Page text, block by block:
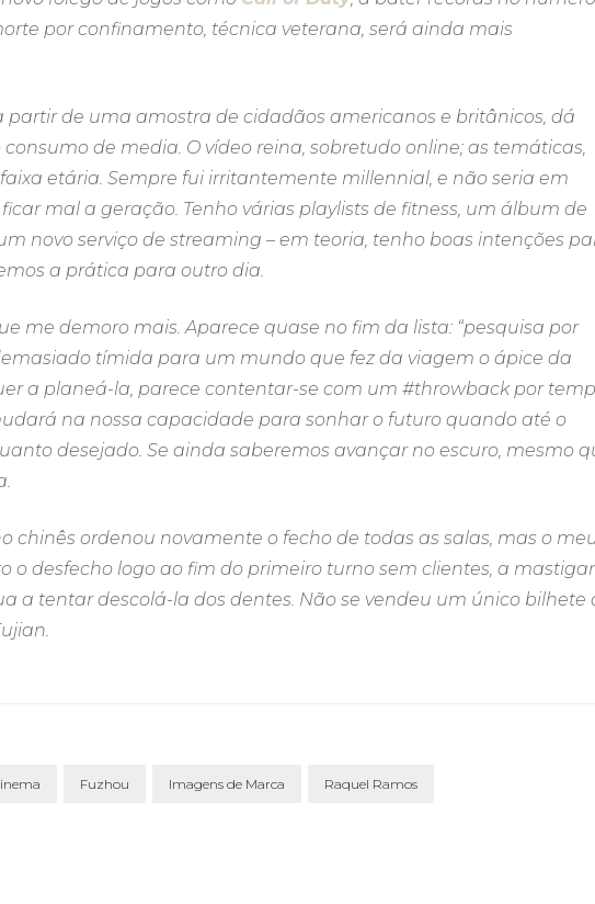
por confinamento, técnica veterana, será ainda mais
partir de uma amostra de cidadãos americanos e britânicos, dá
de media. O vídeo reina, sobretudo online; as temáticas,
etária. Sempre fui irritantemente millennial, e não seria em
mal a geração. Tenho várias playlists de fitness, um álbum de
novo serviço de streaming – em teoria, tenho boas intenções
a prática para outro dia.
me demoro mais. Aparece quase no fim da lista: “pesquisa por
tímida para um mundo que fez da viagem o ápice da
a planeá-la, parece contentar-se com um #throwback por
na nossa capacidade para sonhar o futuro quando até o
desejado. Se ainda saberemos avançar no escuro, mesmo
chinês ordenou novamente o fecho de todas as salas, mas o
o desfecho logo ao fim do primeiro turno sem clientes, a
a tentar descolá-la dos dentes. Não se vendeu um único bilhete
Fuzhou Imagens de Marca Raquel Ramos